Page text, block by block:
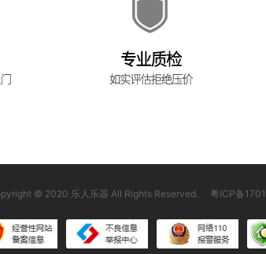
© 2020 乐人乐器 All Rights Reserved. 粤ICP备